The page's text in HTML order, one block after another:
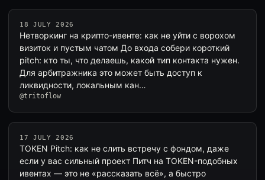
18 JULY 2026
Нетворкинг на крипто-ивенте: как не уйти с ворохом
визиток и пустым чатом До входа собери короткий
pitch: кто ты, что делаешь, какой тип контакта нужен.
Для арбитражника это может быть доступ к
ликвидности, локальным кан…
@tritoflow
17 JULY 2026
TOKEN Pitch: как не слить встречу с фондом, даже
если у вас сильный проект Питч на TOKEN-подобных
ивентах — это не «рассказать всё», а быстро